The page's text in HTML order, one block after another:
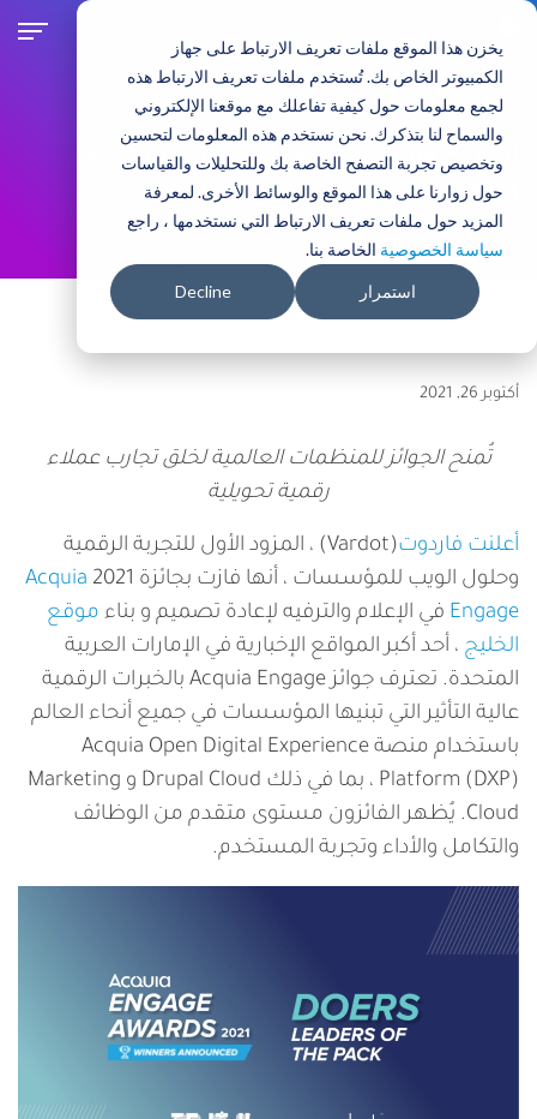
يخزن هذا الموقع ملفات تعريف الارتباط على جهاز
الكمبيوتر الخاص بك. تُستخدم ملفات تعريف الارتباط هذه
لجمع معلومات حول كيفية تفاعلك مع موقعنا الإلكتروني
والسماح لنا بتذكرك. نحن نستخدم هذه المعلومات لتحسين
وتخصيص تجربة التصفح الخاصة بك وللتحليلات والقياسات
حول زوارنا على هذا الموقع والوسائط الأخرى. لمعرفة
المزيد حول ملفات تعريف الارتباط التي نستخدمها ، راجع
سياسة الخصوصية الخاصة بنا.
استمرار Decline
ج
ز
إ
ل
ى
ا
و
ر
ئ
س
ي
نبذة عن ڤاردوت الأخبار
الخليج وفاردوت يفوزان بجائزة Acquia
Engage 2021
أكتوبر 26, 2021
تُمنح الجوائز للمنظمات العالمية لخلق تجارب عملاء
رقمية تحويلية
أعلنت فاردوت
(Vardot) ، المزود الأول للتجربة الرقمية
وحلول الويب للمؤسسات ، أنها فازت بجائزة 2021
Acquia
Engage في الإعلام والترفيه لإعادة تصميم و بناء موقع
الخليج ، أحد أكبر المواقع الإخبارية في الإمارات العربية
المتحدة. تعترف جوائز Acquia Engage بالخبرات الرقمية
عالية التأثير التي تبنيها المؤسسات في جميع أنحاء العالم
باستخدام منصة Acquia Open Digital Experience
Platform (DXP) ، بما في ذلك Drupal Cloud و Marketing
Cloud. يُظهر الفائزون مستوى متقدم من الوظائف
والتكامل والأداء وتجربة المستخدم.